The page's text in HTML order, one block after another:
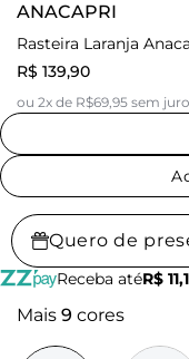
ANACAPRI
Rasteira Laranja
R$ 139,90
ou 2x de R$69,95 sem
Quero de
Receba atéR$
Mais 9 cores